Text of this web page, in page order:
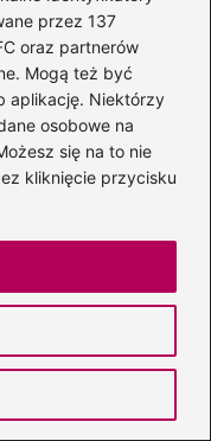
przez 137
oraz partnerów
Mogą też być
aplikację. Niektórzy
osobowe na
się na to nie
kliknięcie przycisku
samych. To moja
abyście do
wiersze –
z najlepszymi
opublikowany.
*